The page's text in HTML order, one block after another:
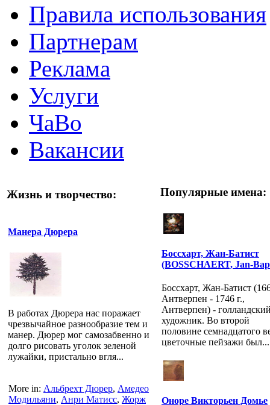
Правила использования
Партнерам
Реклама
Услуги
ЧаВо
Вакансии
Жизнь и творчество:
Манера Дюрера
В работах Дюрера нас поражает
чрезвычайное разнообразие тем и
манер. Дюрер мог самозабвенно и
долго рисовать уголок зеленой
лужайки, пристально вгля...
More in: Альбрехт Дюрер, Амедео
Модильяни, Анри Матисс, Жорж
Популярные имена:
Боссхарт, Жан-Батист
(BOSSCHAERT, Jan-
Боссхарт, Жан-Батист
Антверпен - 1746 г.,
Антверпен) -
художник. Во второй
половине семнадцатого
цветочные пейзажи был...
Оноре Викторьен Домье